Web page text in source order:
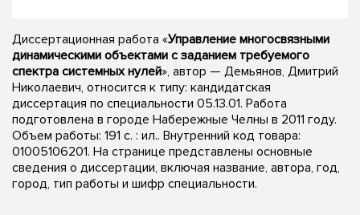
Диссертационная работа «Управление многосвязными
динамическими объектами с заданием требуемого
спектра системных нулей», автор — Демьянов, Дмитрий
Николаевич, относится к типу: кандидатская
диссертация по специальности 05.13.01. Работа
подготовлена в городе Набережные Челны в 2011 году.
Объем работы: 191 с. : ил.. Внутренний код товара:
01005106201. На странице представлены основные
сведения о диссертации, включая название, автора, год,
город, тип работы и шифр специальности.